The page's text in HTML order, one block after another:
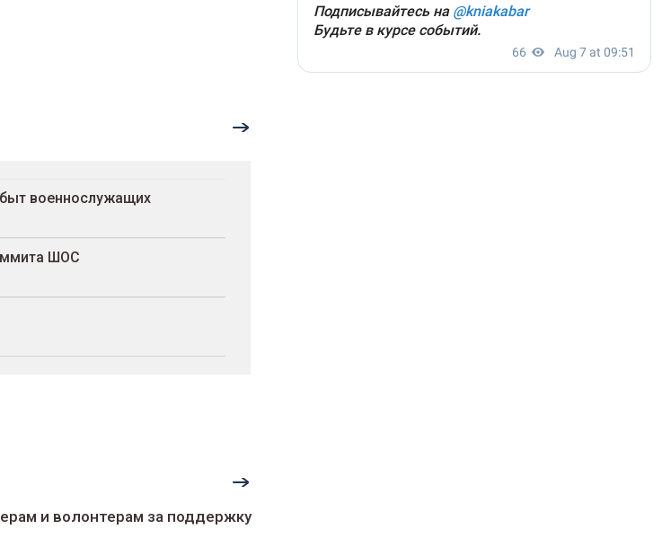
военнослужащих
ШОС
и волонтерам за поддержку